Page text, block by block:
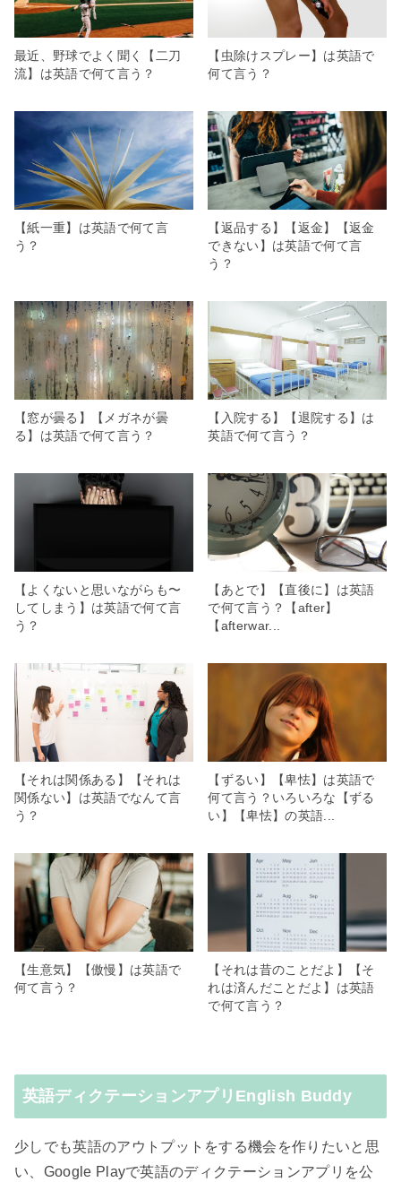
最近、野球でよく聞く【二刀
流】は英語で何て言う？
【虫除けスプレー】は英語で
何て言う？
【紙一重】は英語で何て言
う？
【返品する】【返金】【返金
できない】は英語で何て言
う？
【窓が曇る】【メガネが曇
る】は英語で何て言う？
【入院する】【退院する】は
英語で何て言う？
【よくないと思いながらも〜
してしまう】は英語で何て言
う？
【あとで】【直後に】は英語
で何て言う？【after】
【afterwar...
【それは関係ある】【それは
関係ない】は英語でなんて言
う？
【ずるい】【卑怯】は英語で
何て言う？いろいろな【ずる
い】【卑怯】の英語...
【生意気】【傲慢】は英語で
何て言う？
【それは昔のことだよ】【そ
れは済んだことだよ】は英語
で何て言う？
英語ディクテーションアプリEnglish Buddy
少しでも英語のアウトプットをする機会を作りたいと思
い、Google Playで英語のディクテーションアプリを公